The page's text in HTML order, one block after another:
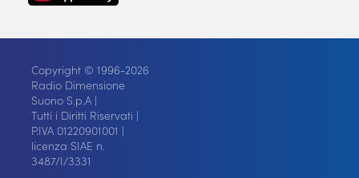
Copyright © 1996-2026
Radio Dimensione
Suono S.p.A |
Tutti i Diritti Riservati |
P.IVA 01220901001 |
licenza SIAE n.
3487/I/3331